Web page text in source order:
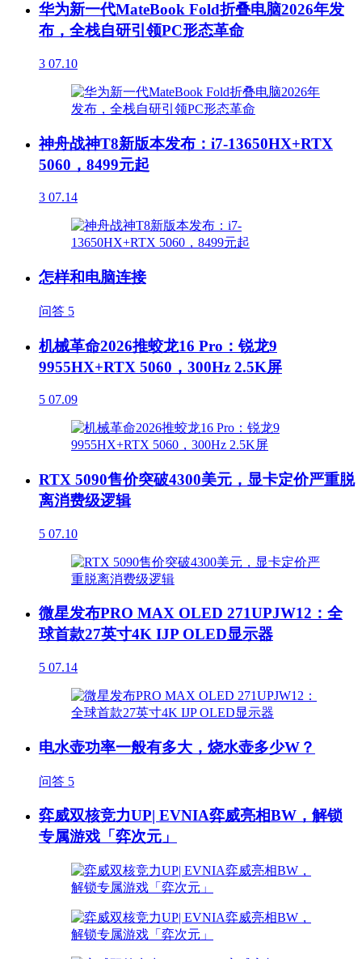
华为新一代MateBook Fold折叠电脑2026年发
布，全栈自研引领PC形态革命
3 07.10
神舟战神T8新版本发布：i7-13650HX+RTX
5060，8499元起
3 07.14
怎样和电脑连接
问答 5
机械革命2026推蛟龙16 Pro：锐龙9
9955HX+RTX 5060，300Hz 2.5K屏
5 07.09
RTX 5090售价突破4300美元，显卡定价严重脱
离消费级逻辑
5 07.10
微星发布PRO MAX OLED 271UPJW12：全
球首款27英寸4K IJP OLED显示器
5 07.14
电水壶功率一般有多大，烧水壶多少W？
问答 5
弈威双核竞力UP| EVNIA弈威亮相BW，解锁
专属游戏「弈次元」